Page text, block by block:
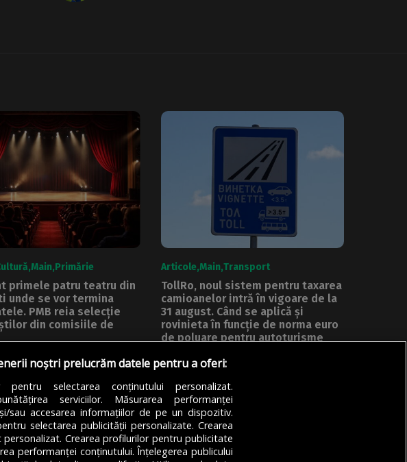
Main Primărie
primele patru teatru din
unde se vor termina
PMB reia selecție
din comisiile de
o nouă procedură de
07/08/2026
Articole Main Transport
TollRo, noul sistem pentru taxarea
camioanelor intră în vigoare de la
31 august. Când se aplică și
rovinieta în funcție de norma euro
de poluare pentru autoturisme
TollRo, noul sistem de taxare a
parcurși,...
DE ALEXANDRU STAN
noștri prelucrăm datele pentru a oferi:
pentru selectarea conținutului personalizat.
serviciilor. Măsurarea performanței
sau accesarea informațiilor de pe un dispozitiv.
selectarea publicității personalizate. Crearea
Crearea profilurilor pentru publicitate
performanței conținutului. Înțelegerea publicului